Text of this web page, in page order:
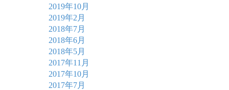
2019年10月
2019年2月
2018年7月
2018年6月
2018年5月
2017年11月
2017年10月
2017年7月